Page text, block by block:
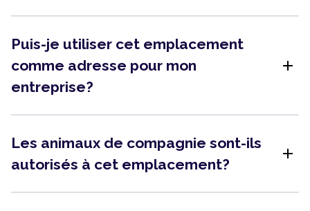
Puis-je utiliser cet emplacement
comme adresse pour mon
entreprise?
add
Les animaux de compagnie sont-ils
autorisés à cet emplacement?
add